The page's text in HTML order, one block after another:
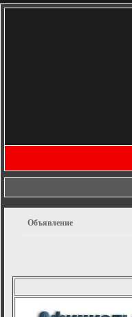
Объявление